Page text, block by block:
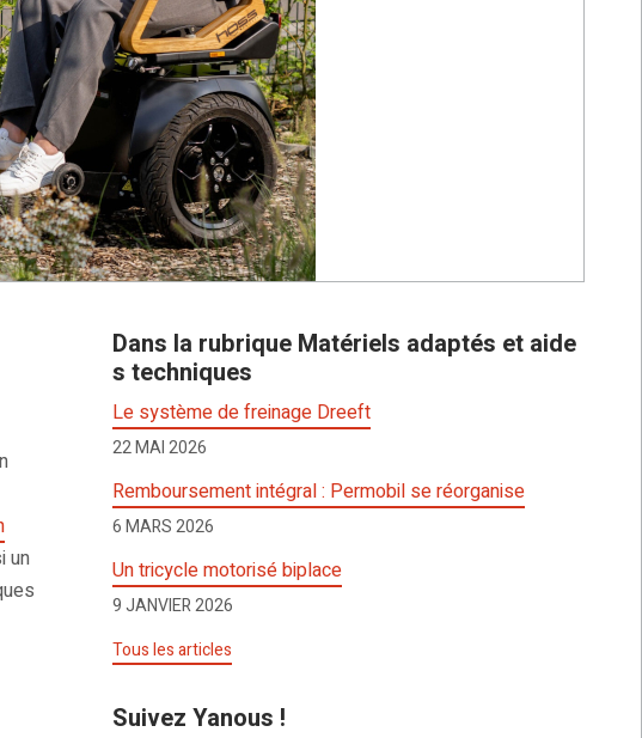
un
Dans la rubrique Matériels adaptés et aide
s techniques
Le système de freinage Dreeft
22 MAI 2026
Remboursement intégral : Permobil se réorganise
6 MARS 2026
Un tricycle motorisé biplace
9 JANVIER 2026
Tous les articles
Suivez Yanous !